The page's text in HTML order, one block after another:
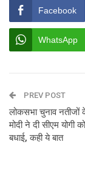
Facebook
WhatsApp
PREV POST
लोकसभा चुनाव नतीजों
मोदी ने दी सीएम योगी
बधाई, कही ये बात